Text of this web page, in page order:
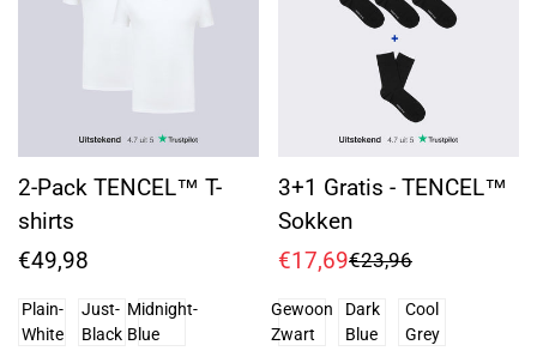
2-Pack TENCEL™ T-
shirts
Regular
€49,98
Plain-
White
Just-
Black
Midnight-
Blue
3+1 Gratis - TENCEL™
Sokken
Sale
price
€17,69
Regular
price
€23,96
Gewoon
Zwart
Dark
Blue
Cool
Grey